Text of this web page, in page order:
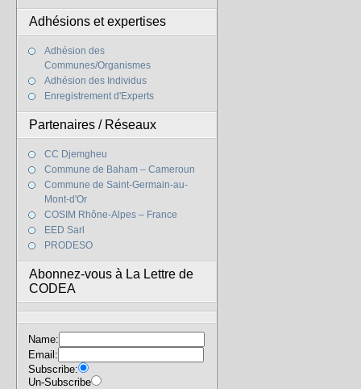
Adhésions et expertises
Adhésion des
Communes/Organismes
Adhésion des Individus
Enregistrement d'Experts
Partenaires / Réseaux
CC Djemgheu
Commune de Baham – Cameroun
Commune de Saint-Germain-au-
Mont-d'Or
COSIM Rhône-Alpes – France
EED Sarl
PRODESO
Abonnez-vous à La Lettre de
CODEA
Name:
Email:
Subscribe:
Un-Subscribe